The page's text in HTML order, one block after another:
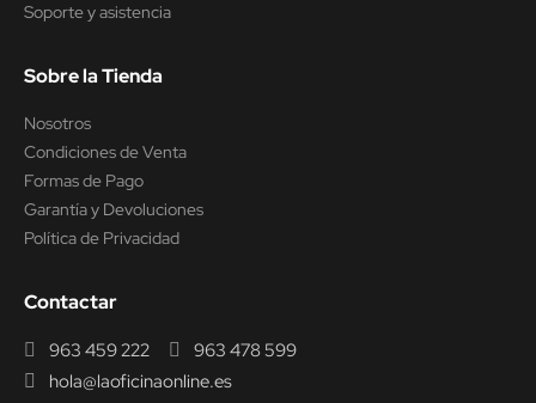
Soporte y asistencia
Sobre la Tienda
Nosotros
Condiciones de Venta
Formas de Pago
Garantía y Devoluciones
Política de Privacidad
Contactar
963 459 222
963 478 599
hola@laoficinaonline.es